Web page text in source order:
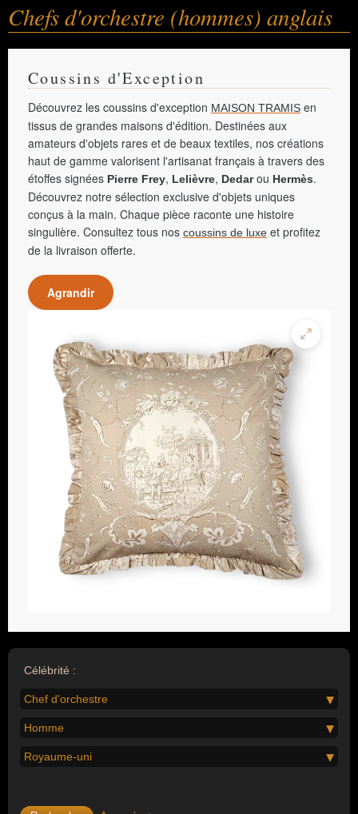
Chefs d'orchestre (hommes) anglais
Coussins d'Exception
Découvrez les coussins d'exception MAISON TRAMIS en
tissus de grandes maisons d'édition. Destinées aux
amateurs d'objets rares et de beaux textiles, nos créations
haut de gamme valorisent l'artisanat français à travers des
étoffes signées Pierre Frey, Lelièvre, Dedarou Hermès.
Découvrez notre sélection exclusive d'objets uniques
conçus à la main. Chaque pièce raconte une histoire
singulière. Consultez tous nos coussins de luxe et profitez
de la livraison offerte.
Agrandir
Célébrité :
Chef d'orchestre
Homme
Royaume-uni